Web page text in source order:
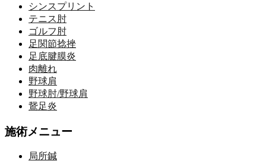
シンスプリント
テニス肘
ゴルフ肘
足関節捻挫
足底腱膜炎
肉離れ
野球肩
野球肘/野球肩
鵞足炎
施術メニュー
局所鍼